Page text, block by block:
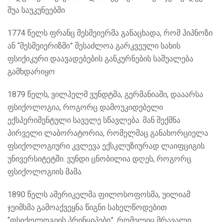
შუა საუკუნეებში
1774 წელს ფრანც მესმეიერმა განაცხადა, რომ ჰიპნოზი
ან “მესმეიერიზმი” შესაძლოა გარკვეული სახის
ფსიქიკური დაავადებების განკურნების საშუალება
გამხდარიყო
1879 წელს, ვილჰელმ ვუნდტმა, გერმანიაში, დააარსა
ფსიქოლოგია, როგორც დამოუკიდებელი
ექსპერიმენტული საველე სწავლება. მან შექმნა
პირველი ლაბორატორია, რომელმაც განახორციელა
ფსიქოლოგიური კვლევა ექსკლუზიურად ლაიფციგის
უნივერსიტეტში. ვუნდი ცნობილია დღეს, როგორც
ფსიქოლოგიის მამა.
1890 წელს ამერიკელმა ფილოსოფოსმა, უილიამ
ჯეიმსმა გამოაქვეყნა წიგნი სახელწოდებით
“ფსიქოლოგიის პრინციპები”. რომელიც მრავალი